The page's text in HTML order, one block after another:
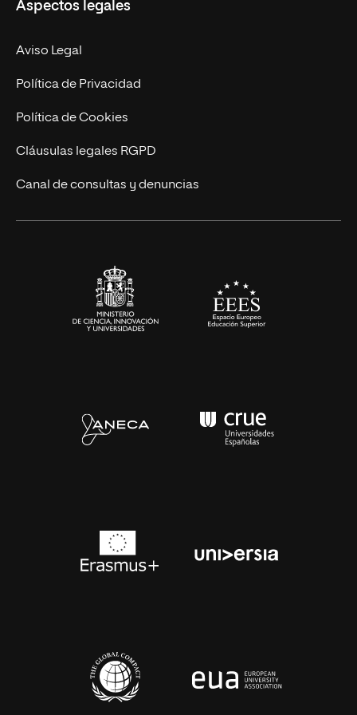
Doctorados
Experto Universitario
Postgrados
Cursos Universitarios
Facultades
Nuestro Equipo
Trabaja en UNIR
Actualidad
UNIR Revista
Eventos
Aspectos legales
Aviso Legal
Política de Privacidad
Política de Cookies
Cláusulas legales RGPD
Canal de consultas y denuncias